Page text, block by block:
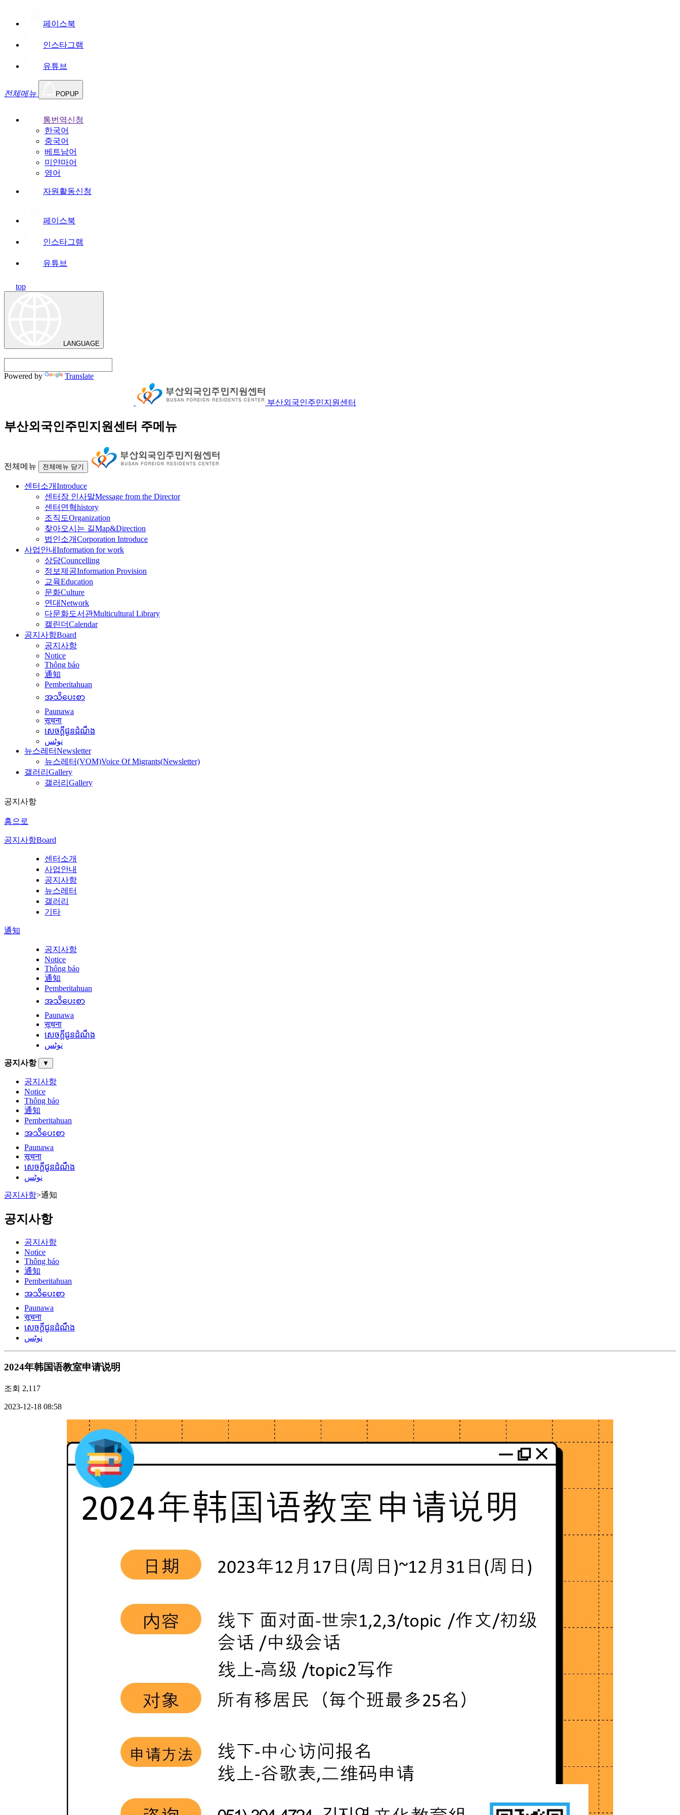
페이스북
인스타그램
유튜브
전체메뉴 POPUP
통번역신청
한국어
중국어
베트남어
미얀마어
영어
자원활동신청
페이스북
인스타그램
유튜브
top
LANGUAGE
Powered by Translate
부산외국인주민지원센터
부산외국인주민지원센터 주메뉴
전체메뉴 전체메뉴 닫기
센터소개Introduce
센터장 인사말Message from the Director
센터연혁history
조직도Organization
찾아오시는 길Map&Direction
법인소개Corporation Introduce
사업안내Information for work
상담Councelling
정보제공Information Provision
교육Education
문화Culture
연대Network
다문화도서관Multicultural Library
캘린더Calendar
공지사항Board
공지사항
Notice
Thông báo
通知
Pemberitahuan
အသိပေးစာ
Paunawa
सूचना
សេចក្តីជូនដំណឹង
نوٹس
뉴스레터Newsletter
뉴스레터(VOM)Voice Of Migrants(Newsletter)
갤러리 Gallery
갤러리 Gallery
공지사항
홈으로
공지사항Board
센터소개
사업안내
공지사항
뉴스레터
갤러리
기타
通知
공지사항
Notice
Thông báo
通知
Pemberitahuan
အသိပေးစာ
Paunawa
सूचना
សេចក្តីជូនដំណឹង
نوٹس
공지사항 ▼
공지사항
Notice
Thông báo
通知
Pemberitahuan
အသိပေးစာ
Paunawa
सूचना
សេចក្តីជូនដំណឹង
نوٹس
공지사항>通知
공지사항
공지사항
Notice
Thông báo
通知
Pemberitahuan
အသိပေးစာ
Paunawa
सूचना
សេចក្តីជូនដំណឹង
نوٹس
2024年韩国语教室申请说明
조회 2,117
2023-12-18 08:58